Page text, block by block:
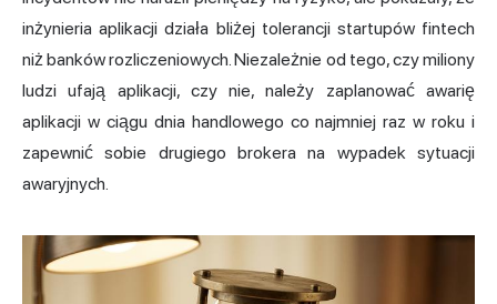
inżynieria aplikacji działa bliżej tolerancji startupów fintech
niż banków rozliczeniowych. Niezależnie od tego, czy miliony
ludzi ufają aplikacji, czy nie, należy zaplanować awarię
aplikacji w ciągu dnia handlowego co najmniej raz w roku i
zapewnić sobie drugiego brokera na wypadek sytuacji
awaryjnych.